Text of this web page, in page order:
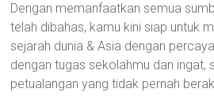
Dengan memanfaatkan semua
telah dibahas, kamu kini siap untuk
sejarah dunia & Asia dengan
dengan tugas sekolahmu dan ingat,
petualangan yang tidak pernah